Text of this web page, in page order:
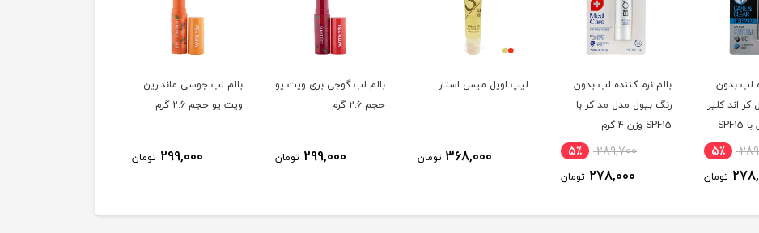
لب بدون
اند کلیر
مناسب آقایان با SPF15
5٪
تومان
بالم نرم کننده لب بدون
رنگ بیول مدل مد کر با
SPF15 وزن 4 گرم
289,700 5٪
278,000 تومان
لیپ اویل میس استار
368,000 تومان
بالم لب گوجی بری ویت یو
حجم 2.6 گرم
299,000 تومان
بالم لب جوسی ماندارین
ویت یو حجم 2.6 گرم
299,000 تومان